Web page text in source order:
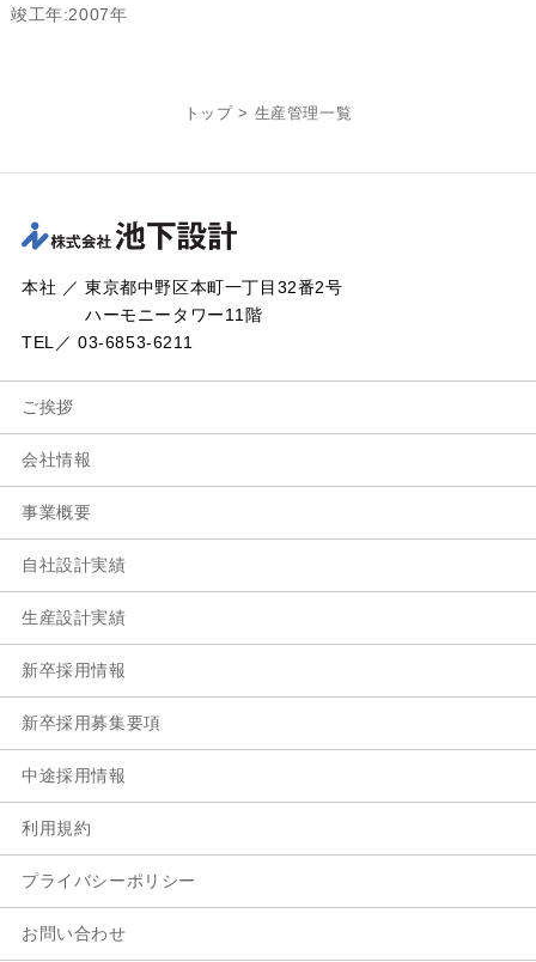
竣工年:2007年
トップ > 生産管理一覧
本社 ／ 東京都中野区本町一丁目32番2号
ハーモニータワー11階
TEL／ 03-6853-6211
ご挨拶
会社情報
事業概要
自社設計実績
生産設計実績
新卒採用情報
新卒採用募集要項
中途採用情報
利用規約
プライバシーポリシー
お問い合わせ